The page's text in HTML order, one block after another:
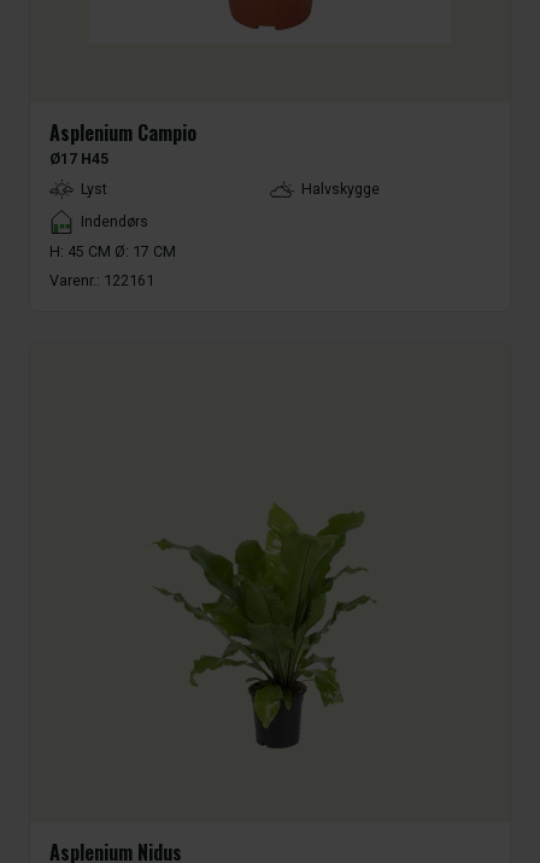
Asplenium Campio
Ø17 H45
LightType
Lyst
Halvskygge
Placement
Indendørs
H: 45 CM Ø: 17 CM
Varenr.: 122161
Asplenium Nidus